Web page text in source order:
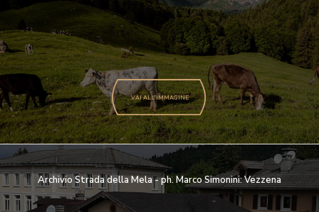
VAI ALL'IMMAGINE
Archivio Strada della Mela - ph. Marco Simonini: Vezzena